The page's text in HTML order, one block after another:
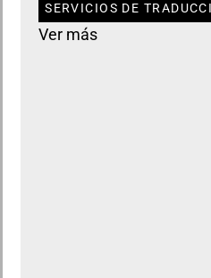
SERVICIOS DE
Ver más